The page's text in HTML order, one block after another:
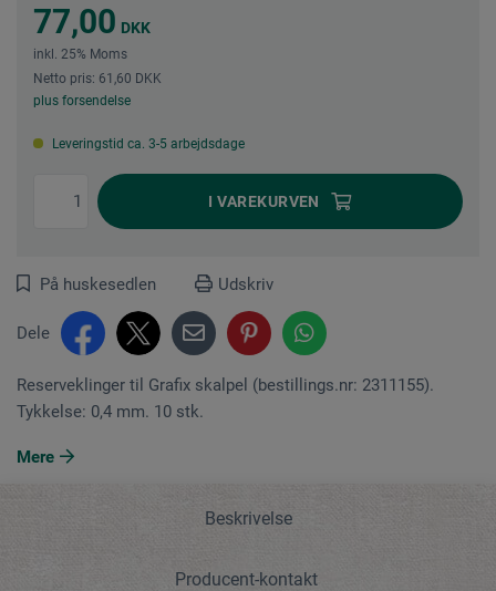
77,00 DKK
inkl. 25% Moms
Netto pris: 61,60 DKK
plus forsendelse
Leveringstid ca. 3-5 arbejdsdage
I VAREKURVEN
På huskesedlen Udskriv
Dele
Reserveklinger til Grafix skalpel (bestillings.nr: 2311155).
Tykkelse: 0,4 mm. 10 stk.
Mere
Beskrivelse
Producent-kontakt